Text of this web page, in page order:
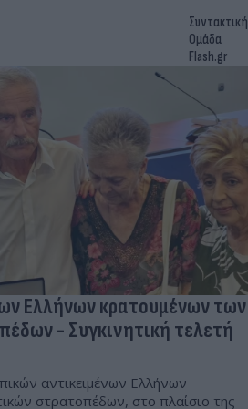
Συντακτική
Ομάδα
Flash.gr
Ελλήνων κρατουμένων των
- Συγκινητική τελετή
αντικειμένων Ελλήνων
στρατοπέδων, στο πλαίσιο της